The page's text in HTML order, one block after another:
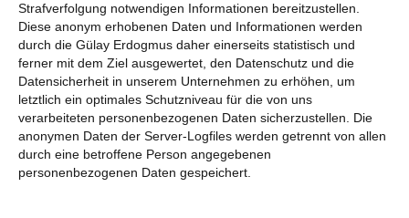
Strafverfolgung notwendigen Informationen bereitzustellen.
Diese anonym erhobenen Daten und Informationen werden
durch die Gülay Erdogmus daher einerseits statistisch und
ferner mit dem Ziel ausgewertet, den Datenschutz und die
Datensicherheit in unserem Unternehmen zu erhöhen, um
letztlich ein optimales Schutzniveau für die von uns
verarbeiteten personenbezogenen Daten sicherzustellen. Die
anonymen Daten der Server-Logfiles werden getrennt von allen
durch eine betroffene Person angegebenen
personenbezogenen Daten gespeichert.